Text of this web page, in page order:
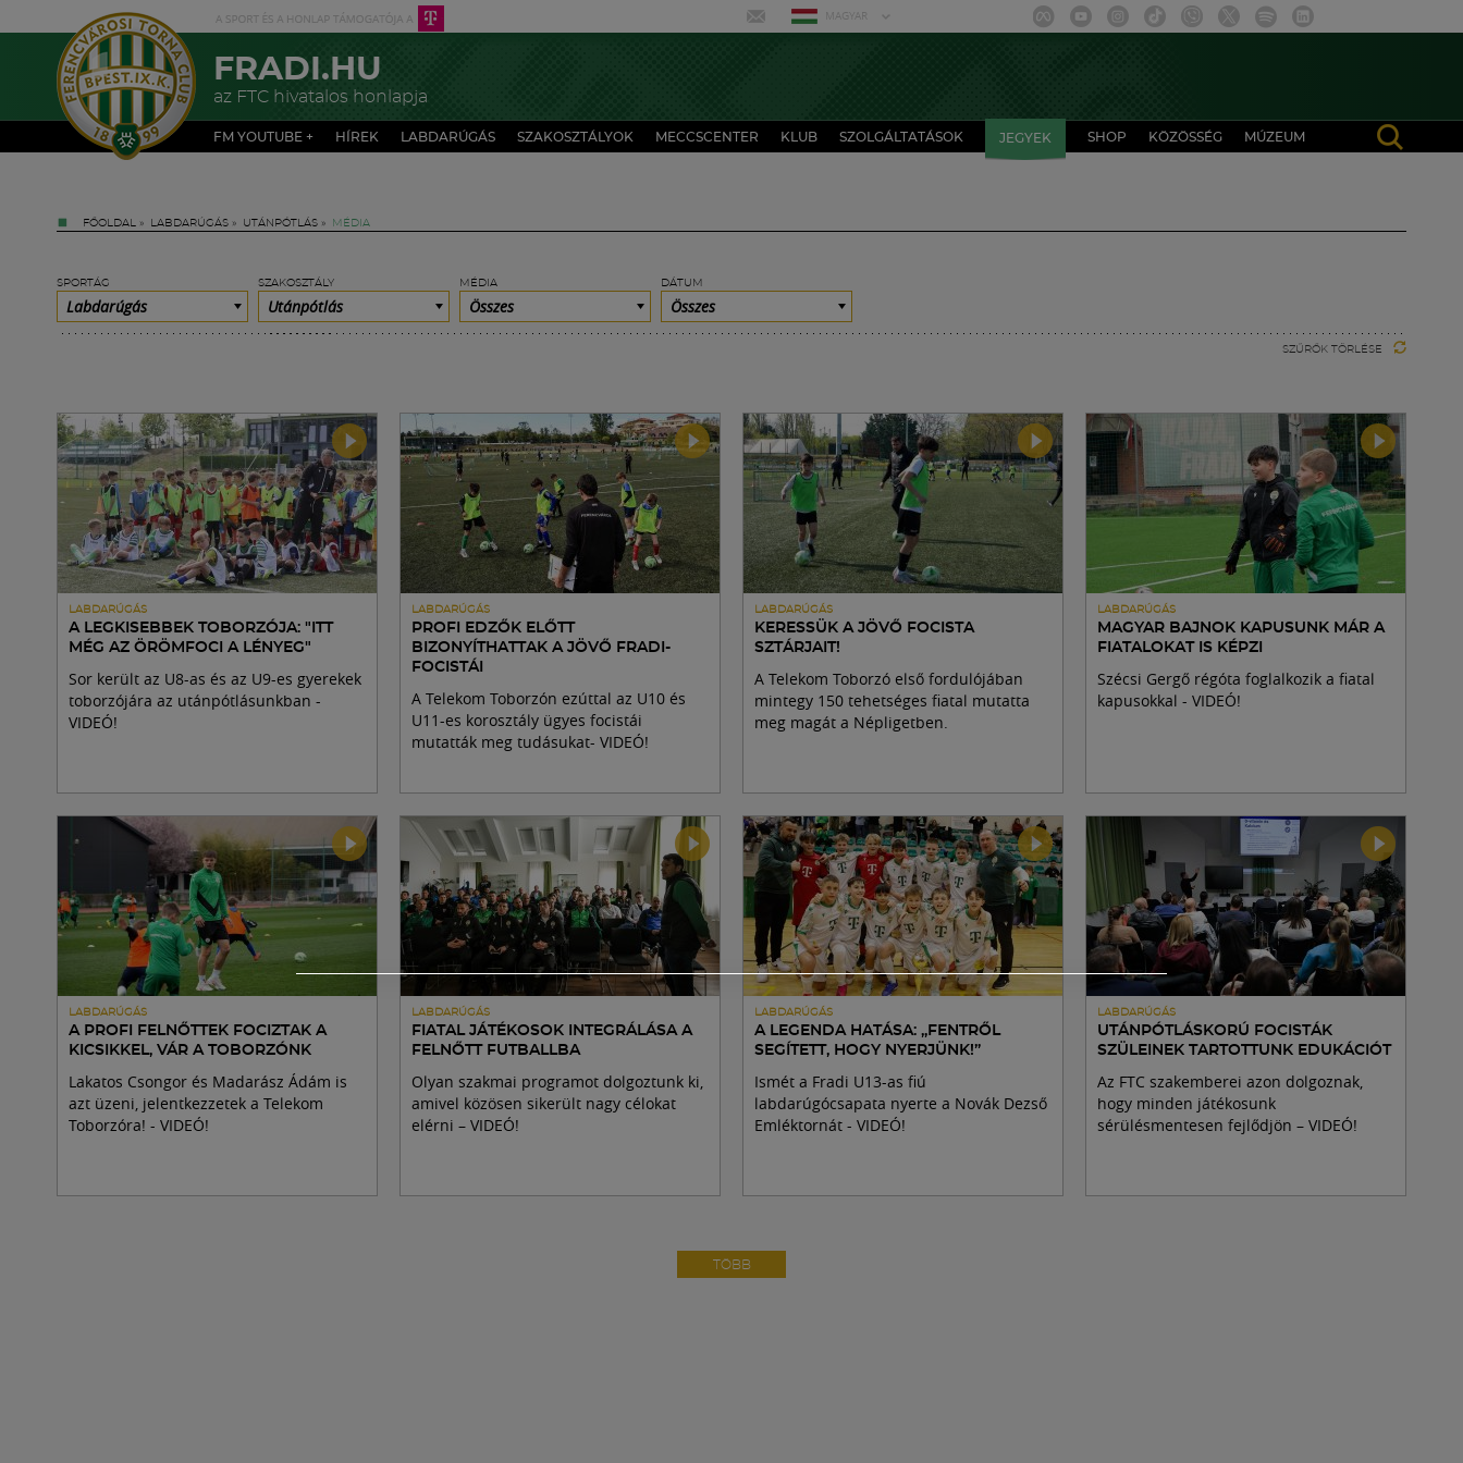
MAGYAR
FRADI.HU
az FTC hivatalos honlapja
FM YOUTUBE + HÍREK LABDARÚGÁS SZAKOSZTÁLYOK MECCSCENTER KLUB SZOLGÁLTATÁSOK JEGYEK SHOP KÖZÖSSÉG MÚZEUM
FŐOLDAL » LABDARÚGÁS » UTÁNPÓTLÁS » MÉDIA
SPORTÁG
Labdarúgás
SZAKOSZTÁLY
Utánpótlás
MÉDIA
Összes
DÁTUM
Összes
SZŰRŐK TÖRLÉSE
LABDARÚGÁS
A LEGKISEBBEK TOBORZÓJA: "ITT
MÉG AZ ÖRÖMFOCI A LÉNYEG"
Sor került az U8-as és az U9-es gyerekek
toborzójára az utánpótlásunkban -
VIDEÓ!
LABDARÚGÁS
PROFI EDZŐK ELŐTT
BIZONYÍTHATTAK A JÖVŐ FRADI-
FOCISTÁI
A Telekom Toborzón ezúttal az U10 és
U11-es korosztály ügyes focistái
mutatták meg tudásukat- VIDEÓ!
LABDARÚGÁS
KERESSÜK A JÖVŐ FOCISTA
SZTÁRJAIT!
A Telekom Toborzó első fordulójában
mintegy 150 tehetséges fiatal mutatta
meg magát a Népligetben.
LABDARÚGÁS
MAGYAR BAJNOK KAPUSUNK MÁR A
FIATALOKAT IS KÉPZI
Szécsi Gergő régóta foglalkozik a fiatal
kapusokkal - VIDEÓ!
LABDARÚGÁS
A PROFI FELNŐTTEK FOCIZTAK A
KICSIKKEL, VÁR A TOBORZÓNK
Lakatos Csongor és Madarász Ádám is
azt üzeni, jelentkezzetek a Telekom
Toborzóra! - VIDEÓ!
LABDARÚGÁS
FIATAL JÁTÉKOSOK INTEGRÁLÁSA A
FELNŐTT FUTBALLBA
Olyan szakmai programot dolgoztunk ki,
amivel közösen sikerült nagy célokat
elérni – VIDEÓ!
LABDARÚGÁS
A LEGENDA HATÁSA: „FENTRŐL
SEGÍTETT, HOGY NYERJÜNK!”
Ismét a Fradi U13-as fiú
labdarúgócsapata nyerte a Novák Dezső
Emléktornát - VIDEÓ!
LABDARÚGÁS
UTÁNPÓTLÁSKORÚ FOCISTÁK
SZÜLEINEK TARTOTTUNK EDUKÁCIÓT
Az FTC szakemberei azon dolgoznak,
hogy minden játékosunk
sérülésmentesen fejlődjön – VIDEÓ!
TÖBB